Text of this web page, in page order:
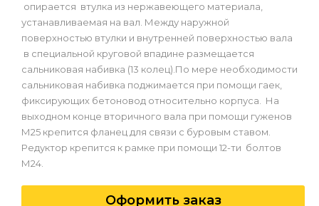
опирается втулка из нержавеющего материала,
устанавливаемая на вал. Между наружной
поверхностью втулки и внутренней поверхностью вала
в специальной круговой впадине размещается
сальниковая набивка (13 колец).По мере необходимости
сальниковая набивка поджимается при помощи гаек,
фиксирующих бетоновод относительно корпуса. На
выходном конце вторичного вала при помощи гуженов
М25 крепится фланец для связи с буровым ставом.
Редуктор крепится к рамке при помощи 12-ти болтов
М24.
Оформить заказ